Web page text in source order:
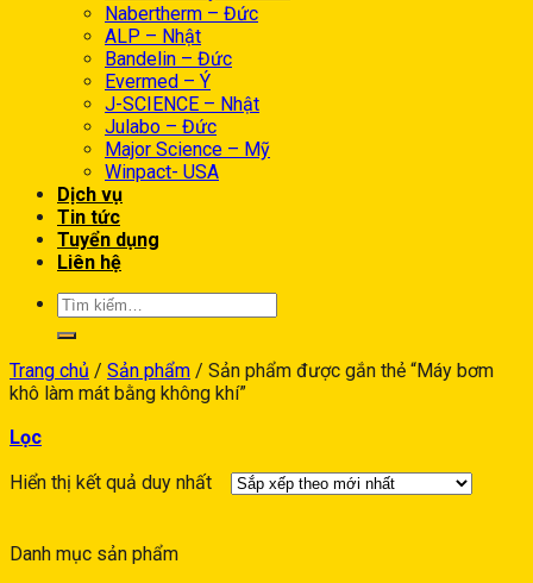
Nabertherm – Đức
ALP – Nhật
Bandelin – Đức
Evermed – Ý
J-SCIENCE – Nhật
Julabo – Đức
Major Science – Mỹ
Winpact- USA
Dịch vụ
Tin tức
Tuyển dụng
Liên hệ
Trang chủ / Sản phẩm / Sản phẩm được gắn thẻ “Máy bơm
khô làm mát bằng không khí”
Lọc
Hiển thị kết quả duy nhất
Danh mục sản phẩm